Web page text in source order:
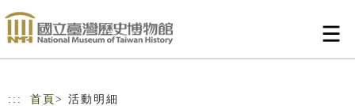
跳到主要內容
網站導覽
::: 首頁 > 活動明細